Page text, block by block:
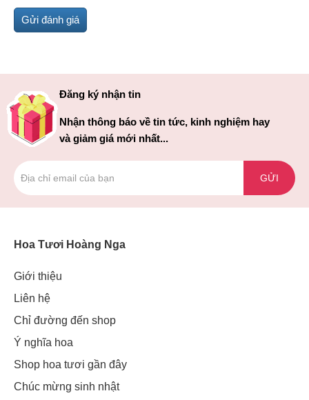
Đăng ký nhận tin
Nhận thông báo về tin tức, kinh nghiệm hay
và giảm giá mới nhất...
GỬI
Hoa Tươi Hoàng Nga
Giới thiệu
Liên hệ
Chỉ đường đến shop
Ý nghĩa hoa
Shop hoa tươi gần đây
Chúc mừng sinh nhật